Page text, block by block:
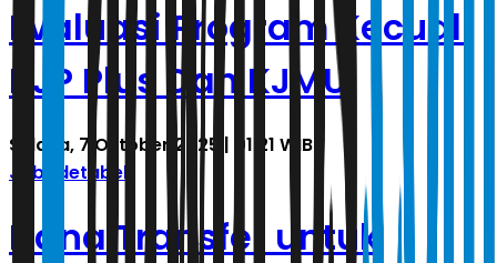
Evaluasi Program Kecuali
KJP Plus Dan KJMU
Selasa, 7 Oktober 2025 | 01.21 WIB
Jabodetabek
Dana Transfer untuk